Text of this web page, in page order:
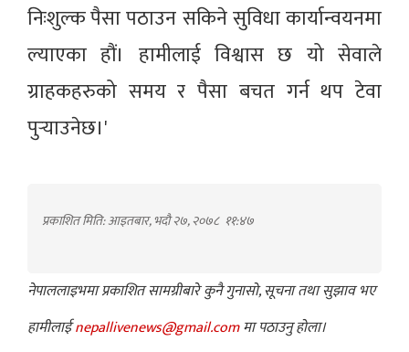
निःशुल्क पैसा पठाउन सकिने सुविधा कार्यान्वयनमा
ल्याएका हौं। हामीलाई विश्वास छ यो सेवाले
ग्राहकहरुको समय र पैसा बचत गर्न थप टेवा
पुर्‍याउनेछ।'
प्रकाशित मिति: आइतबार, भदौ २७, २०७८ ११:४७
नेपाललाइभमा प्रकाशित सामग्रीबारे कुनै गुनासो, सूचना तथा सुझाव भए
हामीलाईnepallivenews@gmail.comमा पठाउनु होला।